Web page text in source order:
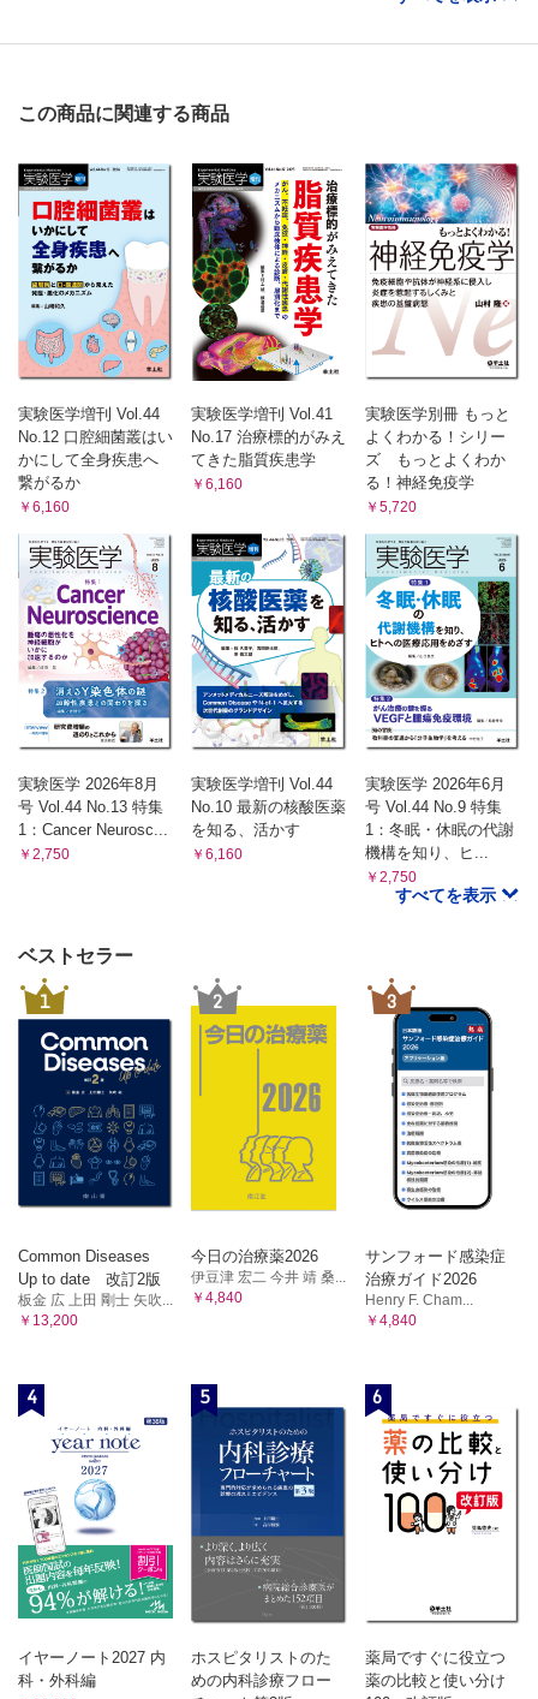
この商品に関連する商品
実験医学増刊 Vol.44
No.12 口腔細菌叢はい
かにして全身疾患へ
繋がるか
￥6,160
実験医学増刊 Vol.41
No.17 治療標的がみえ
てきた脂質疾患学
￥6,160
実験医学別冊 もっと
よくわかる！シリー
ズ もっとよくわか
る！神経免疫学
￥5,720
実験医学 2026年8月
号 Vol.44 No.13 特集
1：Cancer Neurosc...
￥2,750
実験医学増刊 Vol.44
No.10 最新の核酸医薬
を知る、活かす
￥6,160
実験医学 2026年6月
号 Vol.44 No.9 特集
1：冬眠・休眠の代謝
機構を知り、ヒ...
￥2,750
すべてを表示
ベストセラー
1
Common Diseases
Up to date 改訂2版
板金 広 上田 剛士 矢吹...
￥13,200
2
今日の治療薬2026
伊豆津 宏二 今井 靖 桑...
￥4,840
3
サンフォード感染症
治療ガイド2026
Henry F. Cham...
￥4,840
4
イヤーノート2027 内
科・外科編
5
ホスピタリストのた
めの内科診療フロー
6
薬局ですぐに役立つ
薬の比較と使い分け